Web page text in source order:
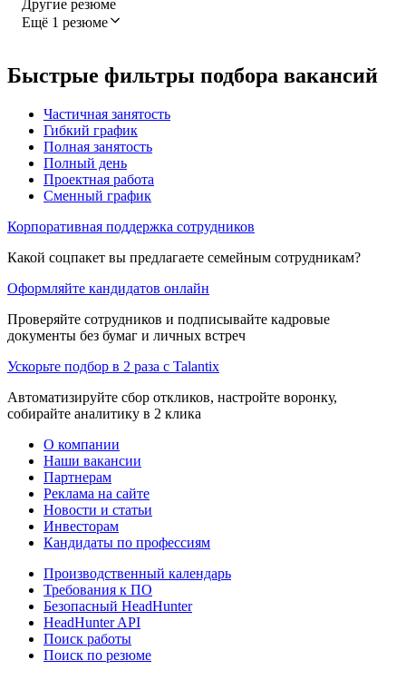
Другие резюме
Ещё 1 резюме
Быстрые фильтры подбора вакансий
Частичная занятость
Гибкий график
Полная занятость
Полный день
Проектная работа
Сменный график
Корпоративная поддержка сотрудников
Какой соцпакет вы предлагаете семейным сотрудникам?
Оформляйте кандидатов онлайн
Проверяйте сотрудников и подписывайте кадровые
документы без бумаг и личных встреч
Ускорьте подбор в 2 раза с Talantix
Автоматизируйте сбор откликов, настройте воронку,
собирайте аналитику в 2 клика
О компании
Наши вакансии
Партнерам
Реклама на сайте
Новости и статьи
Инвесторам
Кандидаты по профессиям
Производственный календарь
Требования к ПО
Безопасный HeadHunter
HeadHunter API
Поиск работы
Поиск по резюме